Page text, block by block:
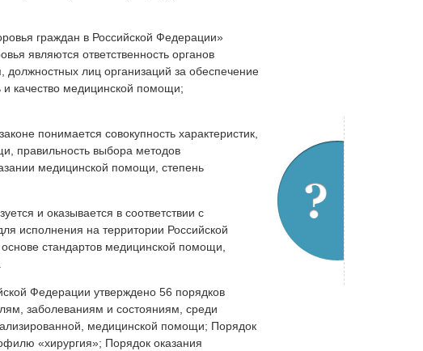
граждан в Российской Федерации»
являются ответственность органов
должностных лиц организаций за обеспечение
и качество медицинской помощи;
понимается совокупность характеристик,
правильность выбора методов
медицинской помощи, степень
и оказывается в соответствии с
исполнения на территории Российской
стандартов медицинской помощи,
Федерации утверждено 56 порядков
заболеваниям и состояниям, среди
медицинской помощи; Порядок
«хирургия»; Порядок оказания